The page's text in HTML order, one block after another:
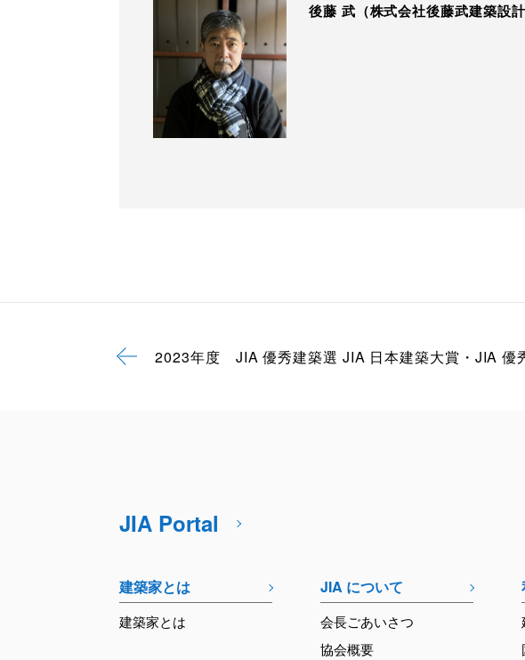
後藤 武（株式会社後藤武建築設計
2023年度 JIA 優秀建築選 JIA 日本建築大賞・JIA 優
JIA Portal
建築家とは
建築家とは
JIA について
会長ごあいさつ
協会概要